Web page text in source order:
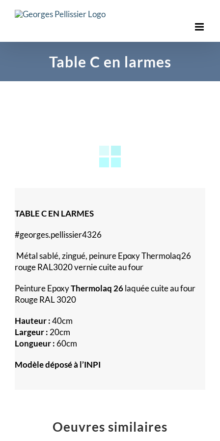
Table C en larmes
TABLE C EN LARMES
#georges.pellissier4326
Métal sablé, zingué, peinure Epoxy Thermolaq26
rouge RAL3020 vernie cuite au four
Peinture EpoxyThermolaq 26laquée cuite au four
Rouge RAL 3020
Hauteur :40cm
Largeur : 20cm
Longueur : 60cm
Modèle déposé à l’INPI
Oeuvres similaires